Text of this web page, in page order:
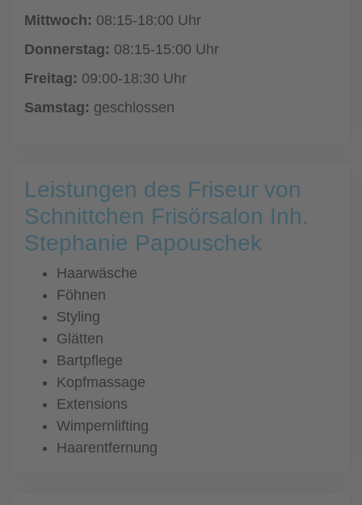
Mittwoch: 08:15-18:00 Uhr
Donnerstag: 08:15-15:00 Uhr
Freitag: 09:00-18:30 Uhr
Samstag: geschlossen
Leistungen des Friseur von
Schnittchen Frisörsalon Inh.
Stephanie Papouschek
Haarwäsche
Föhnen
Styling
Glätten
Bartpflege
Kopfmassage
Extensions
Wimpernlifting
Haarentfernung